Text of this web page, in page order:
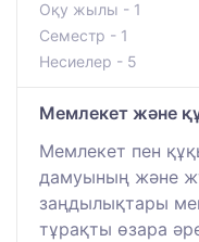
Оқу жылы - 1
Семестр - 1
Несиелер - 5
Мемлекет және
Мемлекет пен
дамуының және
заңдылықтары
тұрақты өзара